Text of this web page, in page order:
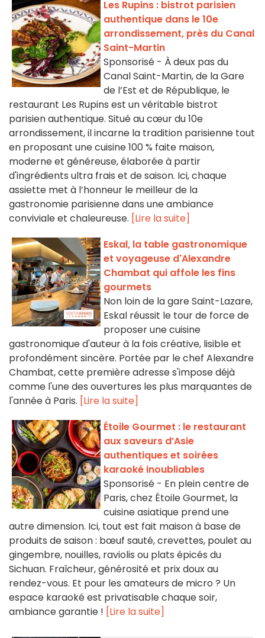
Les Rupins : bistrot parisien
authentique dans le 10e
arrondissement, près du Canal
Saint-Martin
Sponsorisé - À deux pas du
Canal Saint-Martin, de la Gare
de l’Est et de République, le
restaurant Les Rupins est un véritable bistrot
parisien authentique. Situé au cœur du 10e
arrondissement, il incarne la tradition parisienne tout
en proposant une cuisine 100 % faite maison,
moderne et généreuse, élaborée à partir
d'ingrédients ultra frais et de saison. Ici, chaque
assiette met à l’honneur le meilleur de la
gastronomie parisienne dans une ambiance
conviviale et chaleureuse. [Lire la suite]
Eskal, la table gastronomique
et voyageuse d'Alexandre
Chambat qui affole les fins
gourmets
Non loin de la gare Saint-Lazare,
Eskal réussit le tour de force de
proposer une cuisine
gastronomique d'auteur à la fois créative, lisible et
profondément sincère. Portée par le chef Alexandre
Chambat, cette première adresse s'impose déjà
comme l'une des ouvertures les plus marquantes de
l'année à Paris. [Lire la suite]
Étoile Gourmet : le restaurant
aux saveurs d’Asie
authentiques et soirées
karaoké inoubliables
Sponsorisé - En plein centre de
Paris, chez Étoile Gourmet, la
cuisine asiatique prend une
autre dimension. Ici, tout est fait maison à base de
produits de saison : bœuf sauté, crevettes, poulet au
gingembre, nouilles, raviolis ou plats épicés du
Sichuan. Fraîcheur, générosité et prix doux au
rendez-vous. Et pour les amateurs de micro ? Un
espace karaoké est privatisable chaque soir,
ambiance garantie ! [Lire la suite]